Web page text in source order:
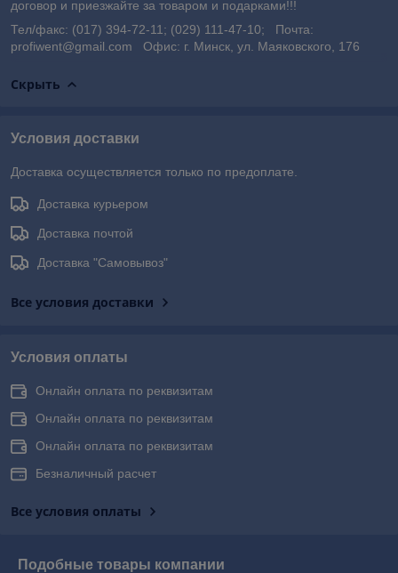
договор и приезжайте за товаром и подарками!!!
Тел/факс: (017) 394-72-11; (029) 111-47-10; Почта:
profiwent@gmail.com Офис: г. Минск, ул. Маяковского, 176
Скрыть
Условия доставки
Доставка осуществляется только по предоплате.
Доставка курьером
Доставка почтой
Доставка "Самовывоз"
Все условия доставки
Условия оплаты
Онлайн оплата по реквизитам
Онлайн оплата по реквизитам
Онлайн оплата по реквизитам
Безналичный расчет
Все условия оплаты
Подобные товары компании